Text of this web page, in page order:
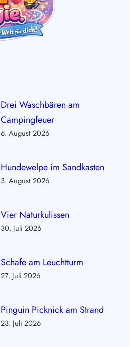
Drei Waschbären am
Campingfeuer
6. August 2026
Hundewelpe im Sandkasten
3. August 2026
Vier Naturkulissen
30. Juli 2026
Schafe am Leuchtturm
27. Juli 2026
Pinguin Picknick am Strand
23. Juli 2026